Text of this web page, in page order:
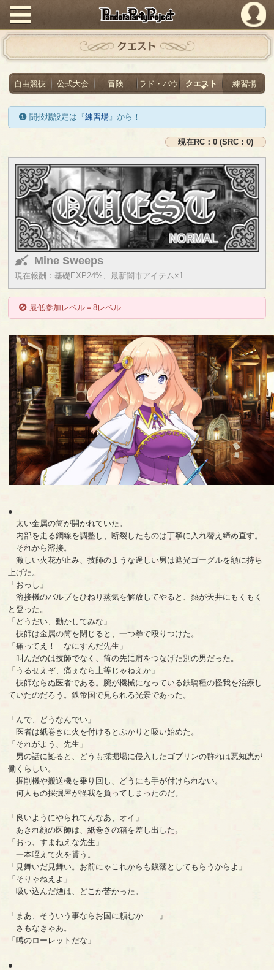
PandoraPartyProject
クエスト
自由競技 公式大会 冒険 ラド・バウ クエスト 練習場
闘技場設定は『練習場』から！
現在RC：0 (SRC：0)
Mine Sweeps
現在報酬：基礎EXP24%、最新闇市アイテム×1
最低参加レベル＝8レベル
●
太い金属の筒が開かれていた。
内部を走る鋼線を調整し、断裂したものは丁寧に入れ替え締め直す。
それから溶接。
激しい火花が止み、技師のような逞しい男は遮光ゴーグルを額に持ち
上げた。
「おっし」
溶接機のバルブをひねり蒸気を解放してやると、熱が天井にもくもく
と登った。
「どうだい、動かしてみな」
技師は金属の筒を閉じると、一つ拳で殴りつけた。
「痛ってえ！ なにすんだ先生」
叫んだのは技師でなく、筒の先に肩をつなげた別の男だった。
「うるせえぞ、痛ぇなら上等じゃねえか」
技師ならぬ医者である。腕が機械になっている鉄騎種の怪我を治療し
ていたのだろう。鉄帝国で見られる光景であった。
「んで、どうなんでい」
医者は紙巻きに火を付けるとぷかりと吸い始めた。
「それがよう、先生」
男の話に拠ると、どうも採掘場に侵入したゴブリンの群れは悪知恵が
働くらしい。
掘削機や搬送機を乗り回し、どうにも手が付けられない。
何人もの採掘屋が怪我を負ってしまったのだ。
「良いようにやられてんなあ、オイ」
あきれ顔の医師は、紙巻きの箱を差し出した。
「おっ、すまねえな先生」
一本咥えて火を貰う。
「見舞いだ見舞い。お前にゃこれからも銭落としてもらうからよ」
「そりゃねえよ」
吸い込んだ煙は、どこか苦かった。
「まあ、そういう事ならお国に頼むか……」
さもなきゃあ。
「噂のローレットだな」
●